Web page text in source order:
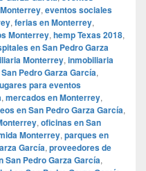
, eventos sociales
, ferias en Monterrey,
Monterrey, hemp Texas 2018,
en San Pedro Garza
Monterrey, inmobiliaria
Pedro Garza García,
para eventos
, mercados en Monterrey,
en San Pedro Garza García,
, oficinas en San
Monterrey, parques en
García, proveedores de
San Pedro Garza García,